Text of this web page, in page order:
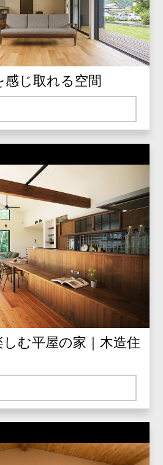
じ取れる空間
む平屋の家｜木造住